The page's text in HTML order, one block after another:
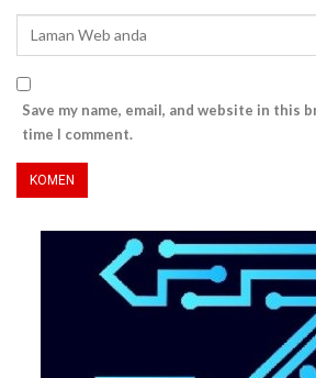
Save my name, email, and website in this
time I comment.